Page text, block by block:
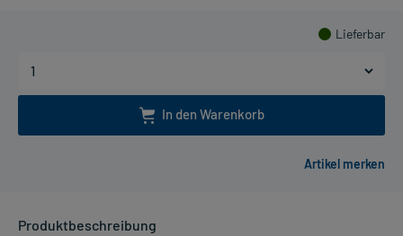
Lieferbar
In den Warenkorb
Produktbeschreibung